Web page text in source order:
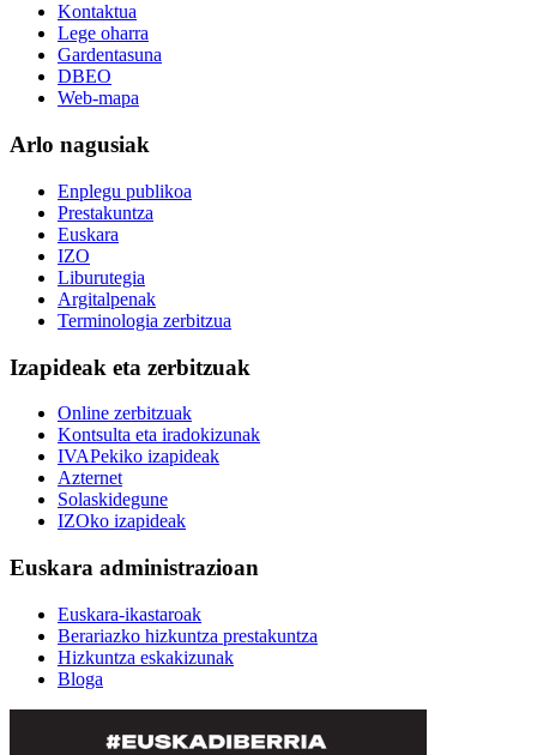
Kontaktua
Lege oharra
Gardentasuna
DBEO
Web-mapa
Arlo nagusiak
Enplegu publikoa
Prestakuntza
Euskara
IZO
Liburutegia
Argitalpenak
Terminologia zerbitzua
Izapideak eta zerbitzuak
Online zerbitzuak
Kontsulta eta iradokizunak
IVAPekiko izapideak
Azternet
Solaskidegune
IZOko izapideak
Euskara administrazioan
Euskara-ikastaroak
Berariazko hizkuntza prestakuntza
Hizkuntza eskakizunak
Bloga